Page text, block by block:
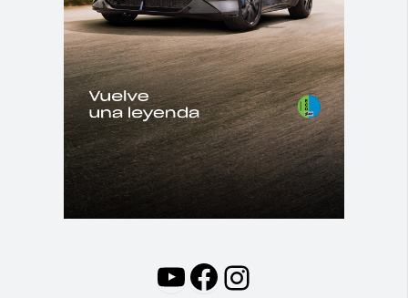
YouTube
Facebook
Instagram